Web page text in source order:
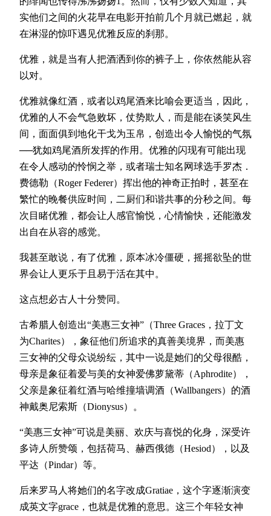
实他们之间的火花早在电影开拍前几个月就已燃起，就
在淋湿的惊吓遇见优雅反应的刹那。
优雅，就是当有人把酒洒到你的裤子上，你依然能从容
以对。
优雅就像红酒，或者以鸡尾酒来比喻会更适当，因此，
优雅的人不会气急败坏，仗势欺人，而是能在谈笑风生
间，面面俱到地化干戈为玉帛，创造出令人愉悦的气氛
──犹如鸡尾酒所发挥的作用。优雅的闪现有可能出现
在令人感动的怜悯之举，或者瑞士知名网球选手罗杰．
费德勒（Roger Federer）挥出他的神奇正拍时，甚至在
繁忙的晚餐供应时间，二厨们和谐共事的分秒之间。每
次目睹优雅，都会让人感官愉悦，心情愉快，还能激发
出自在从容的感觉。
我甚至敢说，有了优雅，原本冰冷僵硬，摇摇欲坠的世
界会让人更乐于且易于活在其中。
这点想必古人十分赞同。
古希腊人创造出“美惠三女神”（Three Graces，拉丁文
为Charites），象征他们所追求的真善美境界，而美惠
三女神的父母众说纷纭，其中一说是她们的父母很酷，
母亲是象征着爱与美的女神爱佛萝黛蒂（Aphrodite），
父亲是象征着红酒与哈维撞墙调酒（Wallbangers）的酒
神戴奥尼索斯（Dionysus）。
“美惠三女神”可说是美丽、欢庆与喜悦的化身，深受许
多诗人所赞颂，包括荷马、赫西俄德（Hesiod），以及
平达（Pindar）等。
后来罗马人将她们的名字改成Gratiae，这个字逐渐演变
成英文字grace，也就是优雅的意思。这三个年轻女神